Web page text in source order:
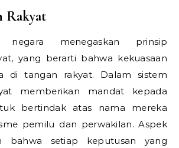
Rakyat
menegaskan prinsip
yang berarti bahwa kekuasaan
di tangan rakyat. Dalam sistem
memberikan mandat kepada
bertindak atas nama mereka
pemilu dan perwakilan. Aspek
bahwa setiap keputusan yang